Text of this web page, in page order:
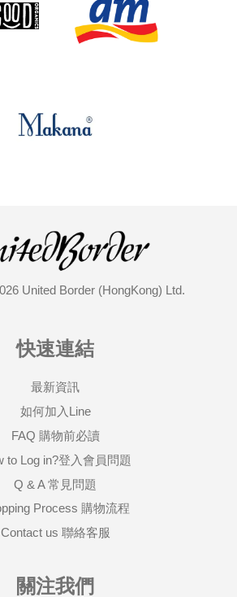
United Border (HongKong) Ltd.
快速連結
最新資訊
如何加入Line
FAQ 購物前必讀
to Log in?登入會員問題
Q & A 常見問題
Process 購物流程
Contact us 聯絡客服
關注我們